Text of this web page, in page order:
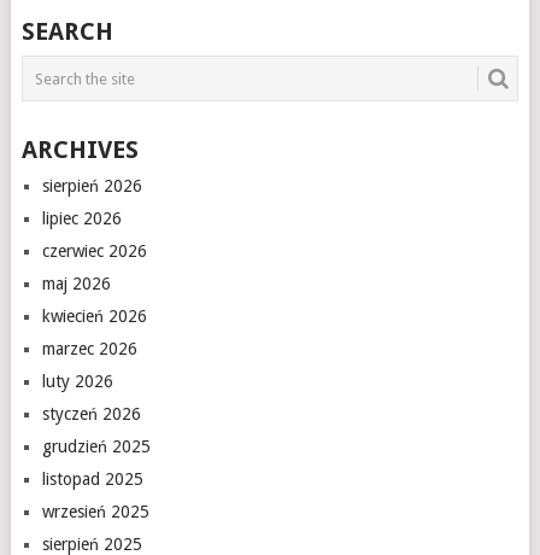
SEARCH
ARCHIVES
sierpień 2026
lipiec 2026
czerwiec 2026
maj 2026
kwiecień 2026
marzec 2026
luty 2026
styczeń 2026
grudzień 2025
listopad 2025
wrzesień 2025
sierpień 2025